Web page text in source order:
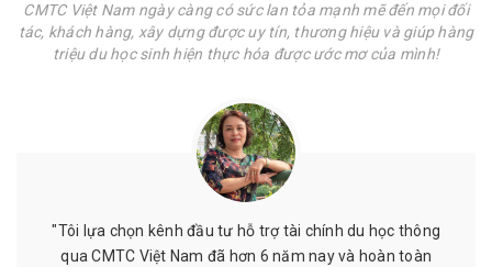
CMTC Việt Nam ngày càng có sức lan tỏa mạnh mẽ đến mọi đối
tác, khách hàng, xây dựng được uy tín, thương hiệu và giúp hàng
triệu du học sinh hiện thực hóa được ước mơ của mình!
"Tôi lựa chọn kênh đầu tư hỗ trợ tài chính du học thông
qua CMTC Việt Nam đã hơn 6 năm nay và hoàn toàn